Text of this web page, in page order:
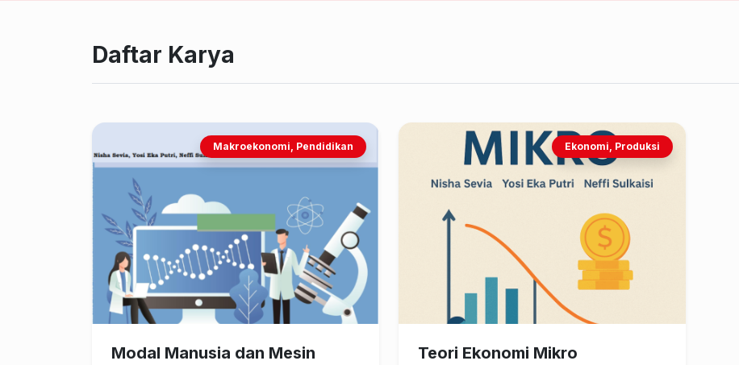
Daftar Karya
Makroekonomi, Pendidikan
Modal Manusia dan Mesin
Ekonomi, Produksi
Teori Ekonomi Mikro